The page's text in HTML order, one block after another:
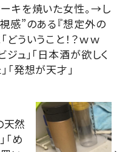
キを焼いた女性。→し
感”のある『想定外の
どういうこと！？ｗｗ
ジュ」「日本酒が欲しく
「発想が天才」
天然
「め